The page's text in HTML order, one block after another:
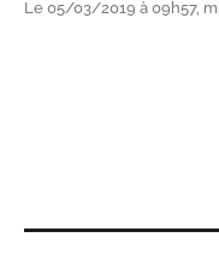
Le 05/03/2019 à 09h57,